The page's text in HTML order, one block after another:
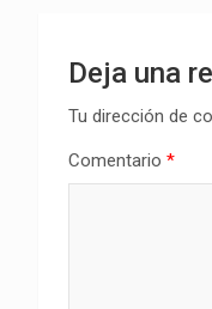
Deja una
Tu dirección de
Comentario *